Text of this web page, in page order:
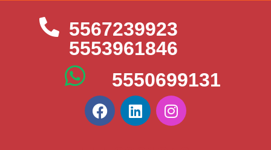
5567239923
5553961846
5550699131